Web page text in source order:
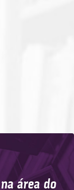
área do